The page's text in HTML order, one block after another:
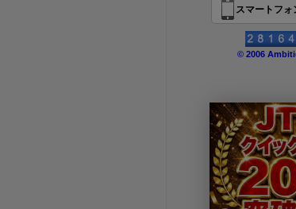
スマートフォ
© 2006